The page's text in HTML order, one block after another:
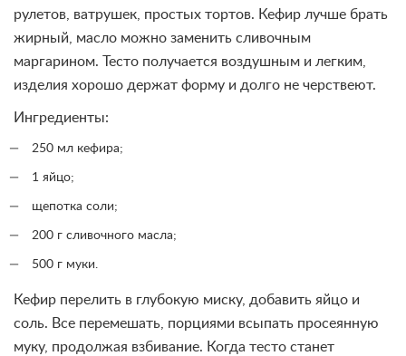
рулетов, ватрушек, простых тортов. Кефир лучше брать
жирный, масло можно заменить сливочным
маргарином. Тесто получается воздушным и легким,
изделия хорошо держат форму и долго не черствеют.
Ингредиенты:
250 мл кефира;
1 яйцо;
щепотка соли;
200 г сливочного масла;
500 г муки.
Кефир перелить в глубокую миску, добавить яйцо и
соль. Все перемешать, порциями всыпать просеянную
муку, продолжая взбивание. Когда тесто станет